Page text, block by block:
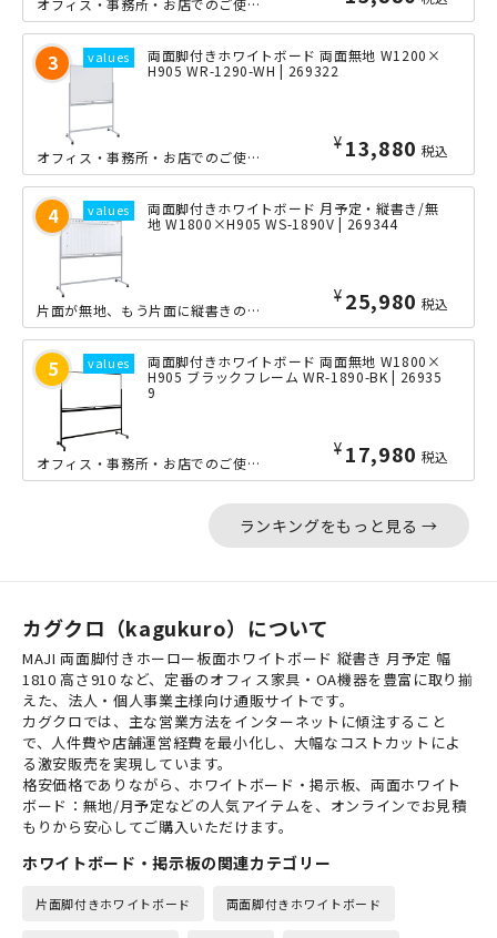
オフィス・事務所・お店でのご使用に適したシンプルなデザインの幅1200ｍｍタイプ...
両面脚付きホワイトボード 両面無地 W1200×
H905 WR-1290-WH | 269322
¥ 13,880 税込
オフィス・事務所・お店でのご使用に適したシンプルなデザインの幅1200ｍｍタイプ...
両面脚付きホワイトボード 月予定・縦書き/無
地 W1800×H905 WS-1890V | 269344
¥ 25,980 税込
片面が無地、もう片面に縦書きの月予定表が付いている、両面タイプのホワイトボードで...
両面脚付きホワイトボード 両面無地 W1800×
H905 ブラックフレーム WR-1890-BK | 26935
9
¥ 17,980 税込
オフィス・事務所・お店でのご使用に適したシンプルなデザインの幅1800ｍｍタイプ...
ランキングをもっと見る →
カグクロ（kagukuro）について
MAJI 両面脚付きホーロー板面ホワイトボード 縦書き 月予定 幅
1810 高さ910 など、定番のオフィス家具・OA機器を豊富に取り揃
えた、法人・個人事業主様向け通販サイトです。
カグクロでは、主な営業方法をインターネットに傾注すること
で、人件費や店舗運営経費を最小化し、大幅なコストカットによ
る激安販売を実現しています。
格安価格でありながら、ホワイトボード・掲示板、両面ホワイト
ボード：無地/月予定などの人気アイテムを、オンラインでお見積
もりから安心してご購入いただけます。
ホワイトボード・掲示板の関連カテゴリー
片面脚付きホワイトボード 両面脚付きホワイトボード